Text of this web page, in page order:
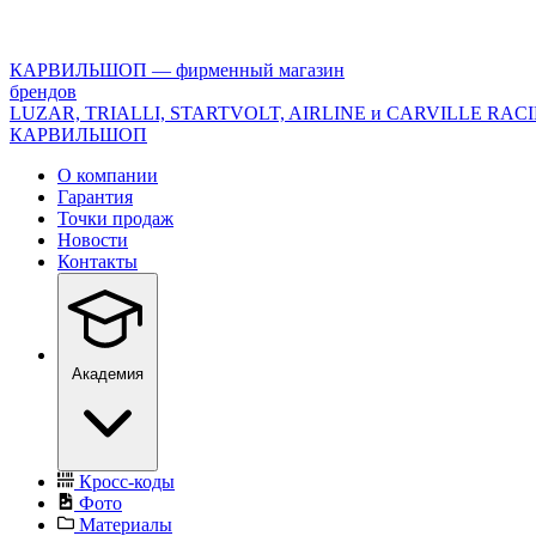
version="1.0"
encoding="utf-
8"?
>
КАРВИЛЬШОП — фирменный магазин
брендов
LUZAR, TRIALLI, STARTVOLT, AIRLINE и CARVILLE
КАРВИЛЬШОП
О компании
Гарантия
Точки продаж
Новости
Контакты
Академия
Кросс-коды
Фото
Материалы